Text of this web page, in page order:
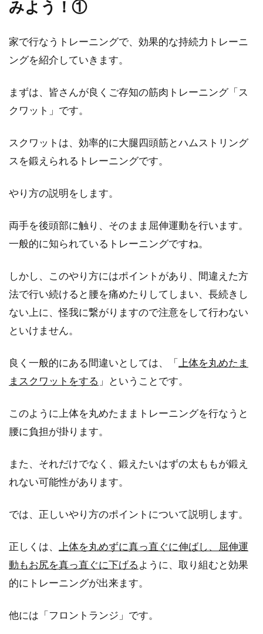
ーツジムなどでも良く見かけるようになりまし
た。目的は健康的...
のトレーニング
今回は、ロードバイクのヒルクライムレースの
ためのト...
からバイク、コンポまで！
ャレンジしたくなりますよね。もちろん「レー
峠越え！ロードバイクでヒルクライ
ないでしょうか。...
みよう！①
家で行なうトレーニングで、効果的な持続力トレーニ
ングを紹介していきます。
まずは、皆さんが良くご存知の筋肉トレーニング「ス
クワット」です。
スクワットは、効率的に大腿四頭筋とハムストリング
スを鍛えられるトレーニングです。
やり方の説明をします。
両手を後頭部に触り、そのまま屈伸運動を行います。
一般的に知られているトレーニングですね。
しかし、このやり方にはポイントがあり、間違えた方
法で行い続けると腰を痛めたりしてしまい、長続きし
ない上に、怪我に繋がりますので注意をして行わない
といけません。
良く一般的にある間違いとしては、「 上体を丸めたま
まスクワットをする 」ということです。
このように上体を丸めたままトレーニングを行なうと
腰に負担が掛ります。
また、それだけでなく、鍛えたいはずの太ももが鍛え
れない可能性があります。
では、正しいやり方のポイントについて説明します。
正しくは、
上体を丸めずに真っ直ぐに伸ばし、屈伸運
動もお尻を真っ直ぐに下げるように、取り組むと効果
的にトレーニングが出来ます。
他には「フロントランジ」です。